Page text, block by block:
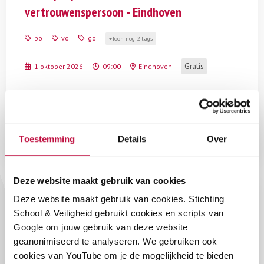
Toestemming Details Over
Deze website maakt gebruik van cookies
Deze website maakt gebruik van cookies. Stichting
School & Veiligheid gebruikt cookies en scripts van
Google om jouw gebruik van deze website
geanonimiseerd te analyseren. We gebruiken ook
cookies van YouTube om je de mogelijkheid te bieden
vertrouwenspersoon
Eindhoven
vertrouwenspersoon - Eindhoven
po vo go Toon nog 2 tags
1 oktober 2026 09:00 Eindhoven Gratis
Meer weten
Lees
meer
over
Regiobijeenkomst
sociale
veiligheid
Evenement
Regiobijeenkomst sociale veiligheid -
Eindhoven